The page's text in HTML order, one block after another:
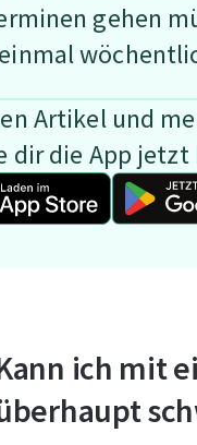
gehen
Artikel und
dir die App
ich mit